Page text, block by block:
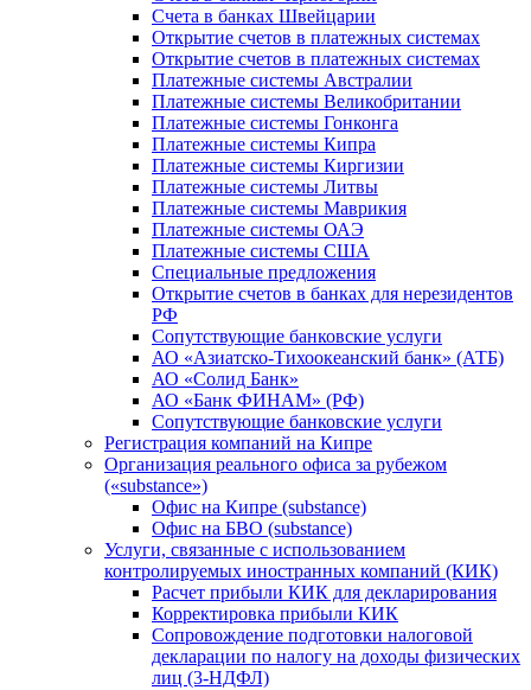
Счета в банках Швейцарии
Открытие счетов в платежных системах
Открытие счетов в платежных системах
Платежные системы Австралии
Платежные системы Великобритании
Платежные системы Гонконга
Платежные системы Кипра
Платежные системы Киргизии
Платежные системы Литвы
Платежные системы Маврикия
Платежные системы ОАЭ
Платежные системы США
Специальные предложения
Открытие счетов в банках для нерезидентов
РФ
Сопутствующие банковские услуги
АО «Азиатско-Тихоокеанский банк» (АТБ)
АО «Солид Банк»
АО «Банк ФИНАМ» (РФ)
Сопутствующие банковские услуги
Регистрация компаний на Кипре
Организация реального офиса за рубежом
(«substance»)
Офис на Кипре (substance)
Офис на БВО (substance)
Услуги, связанные с использованием
контролируемых иностранных компаний (КИК)
Расчет прибыли КИК для декларирования
Корректировка прибыли КИК
Сопровождение подготовки налоговой
декларации по налогу на доходы физических
лиц (3-НДФЛ)